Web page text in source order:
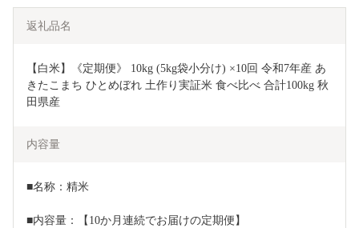
返礼品名
【白米】《定期便》 10kg (5kg袋小分け) ×10回 令和7年産 あ
きたこまち ひとめぼれ 土作り実証米 食べ比べ 合計100kg 秋
田県産
内容量
■名称：精米
■内容量：【10か月連続でお届けの定期便】